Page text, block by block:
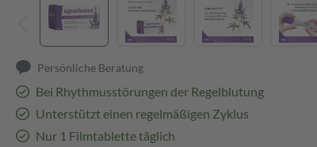
Persönliche Beratung
Bei Rhythmusstörungen der Regelblutung
Unterstützt einen regelmäßigen Zyklus
Nur 1 Filmtablette täglich